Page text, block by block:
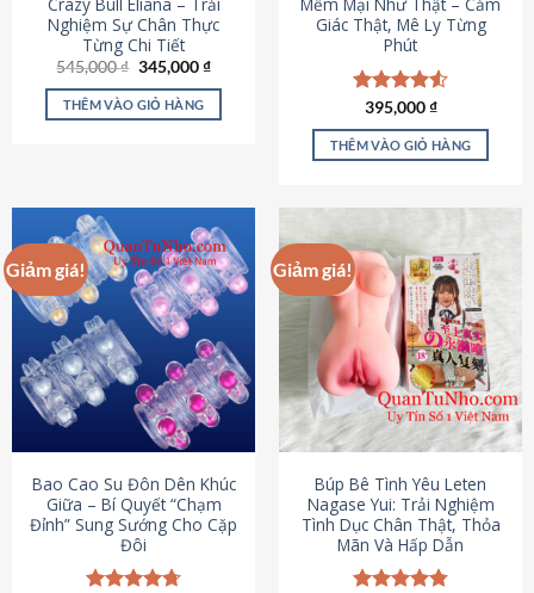
Crazy Bull Eliana – Trải
Nghiệm Sự Chân Thực
Từng Chi Tiết
545,000₫ Giá
là:
545,000 ₫.
345,000₫Giá
tại
THÊM VÀO GIỎ HÀNG
Mềm Mại Như Thật – Cảm
Giác Thật, Mê Ly Từng
Phút
Được xếp
hạng4.53
5 sao
395,000₫
THÊM VÀO GIỎ HÀNG
Giảm giá!
Bao Cao Su Đôn Dên Khúc
Giữa – Bí Quyết “Chạm
Đỉnh” Sung Sướng Cho Cặp
Đôi
Giảm giá!
Búp Bê Tình Yêu Leten
Nagase Yui: Trải Nghiệm
Tình Dục Chân Thật, Thỏa
Mãn Và Hấp Dẫn